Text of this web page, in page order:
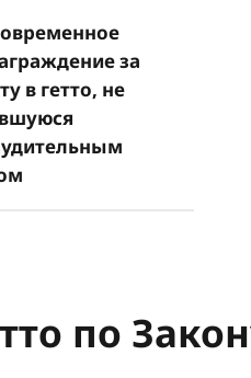
за
в гетто, не
по